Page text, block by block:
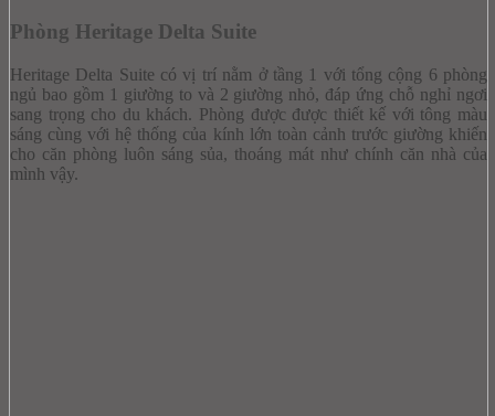
Phòng Heritage Delta Suite
Heritage Delta Suite có vị trí nằm ở tầng 1 với tổng cộng 6 phòng
ngủ bao gồm 1 giường to và 2 giường nhỏ, đáp ứng chỗ nghỉ ngơi
sang trọng cho du khách. Phòng được được thiết kế với tông màu
sáng cùng với hệ thống của kính lớn toàn cảnh trước giường khiến
cho căn phòng luôn sáng sủa, thoáng mát như chính căn nhà của
mình vậy.